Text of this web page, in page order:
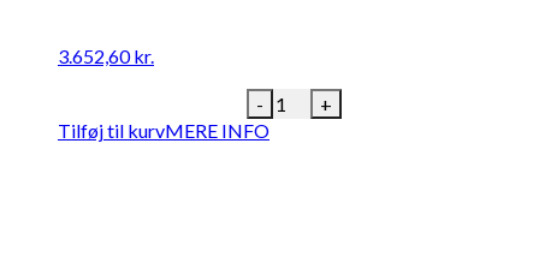
3.652,60kr.
Komposit
-
+
Tilføj til kurvMERE INFO